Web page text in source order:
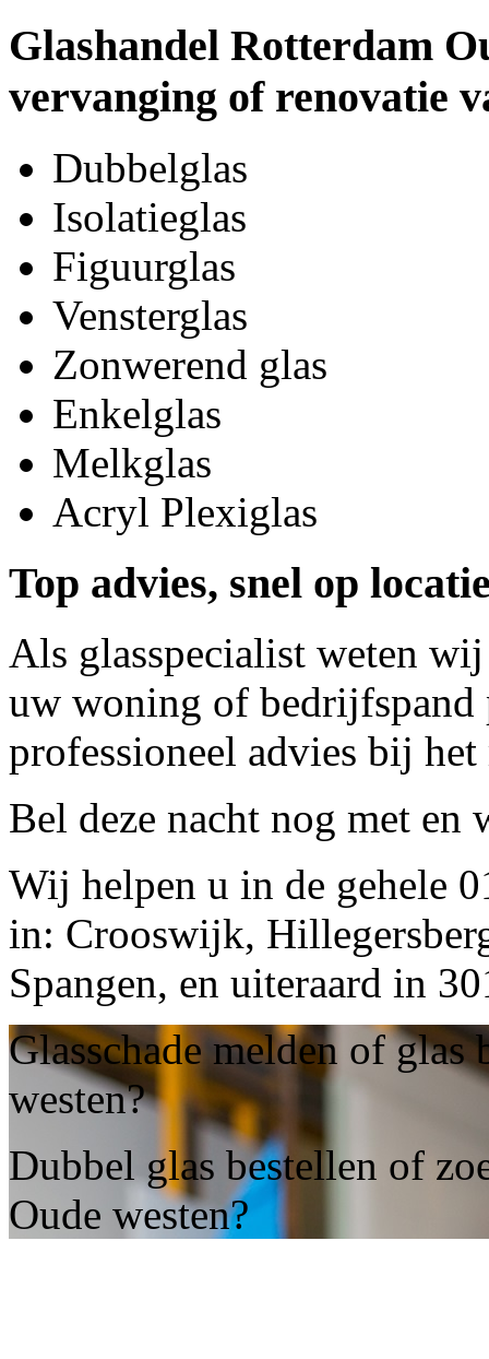
Glashandel Rotterdam
vervanging of renovatie
Dubbelglas
Isolatieglas
Figuurglas
Vensterglas
Zonwerend glas
Enkelglas
Melkglas
Acryl Plexiglas
Top advies, snel op
Als glasspecialist weten
uw woning of bedrijfspand
professioneel advies bij
Bel deze nacht nog met en
Wij helpen u in de gehele
in: Crooswijk,
Spangen, en uiteraard in
Glasschade melden of
westen?
Dubbel glas bestellen of
Oude westen?